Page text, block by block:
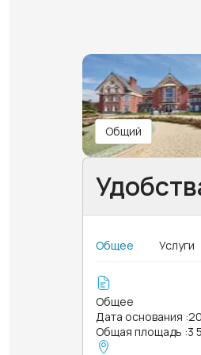
Общий
Общее Услуги
Общее
Дата основания :
Общая площадь :3